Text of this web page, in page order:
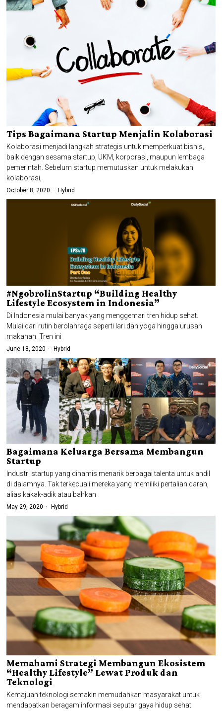
Tips Bagaimana Startup Menjalin Kolaborasi
Kolaborasi menjadi langkah strategis untuk memperkuat bisnis,
baik dengan sesama startup, UKM, korporasi, maupun lembaga
pemerintah. Sebelum startup memutuskan untuk melakukan
kolaborasi,
October 8, 2020 Hybrid
#NgobrolinStartup “Building Healthy
Lifestyle Ecosystem in Indonesia”
Di Indonesia mulai banyak yang menggemari tren hidup sehat.
Mulai dari rutin berolahraga seperti lari dan yoga hingga urusan
makanan. Tren ini
June 18, 2020 Hybrid
Bagaimana Keluarga Bersama Membangun
Startup
Industri startup yang dinamis menarik berbagai talenta untuk andil
di dalamnya. Tak terkecuali mereka yang memiliki pertalian darah,
alias kakak-adik atau bahkan
May 29, 2020 Hybrid
Memahami Strategi Membangun Ekosistem
“Healthy Lifestyle” Lewat Produk dan
Teknologi
Kemajuan teknologi semakin memudahkan masyarakat untuk
mendapatkan beragam informasi seputar gaya hidup sehat